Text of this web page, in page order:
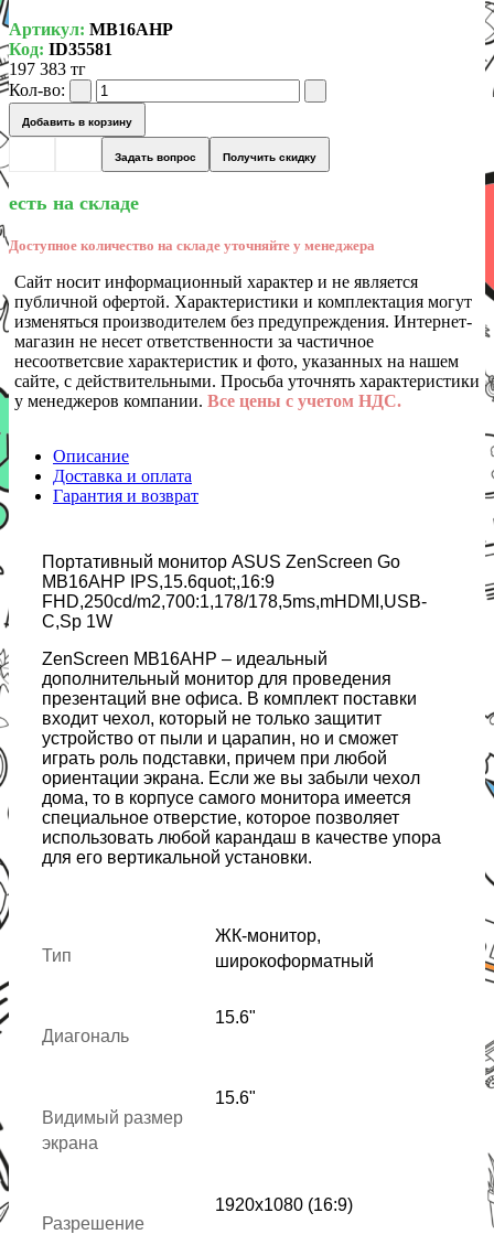
Артикул: MB16AHP
Код: ID35581
197 383 тг
Кол-во:
Добавить в корзину
Задать вопрос Получить скидку
есть на складе
Доступное количество на складе уточняйте у менеджера
Сайт носит информационный характер и не является
публичной офертой. Характеристики и комплектация могут
изменяться производителем без предупреждения. Интернет-
магазин не несет ответственности за частичное
несоответсвие характеристик и фото, указанных на нашем
сайте, с действительными. Просьба уточнять характеристики
у менеджеров компании. Все цены с учетом НДС.
Описание
Доставка и оплата
Гарантия и возврат
Портативный монитор ASUS ZenScreen Go
MB16AHP IPS,15.6quot;,16:9
FHD,250cd/m2,700:1,178/178,5ms,mHDMI,USB-
C,Sp 1W
ZenScreen MB16AHP – идеальный
дополнительный монитор для проведения
презентаций вне офиса. В комплект поставки
входит чехол, который не только защитит
устройство от пыли и царапин, но и сможет
играть роль подставки, причем при любой
ориентации экрана. Если же вы забыли чехол
дома, то в корпусе самого монитора имеется
специальное отверстие, которое позволяет
использовать любой карандаш в качестве упора
для его вертикальной установки.
Тип
ЖК-монитор,
широкоформатный
Диагональ
15.6"
Видимый размер
экрана
15.6"
Разрешение
1920x1080 (16:9)